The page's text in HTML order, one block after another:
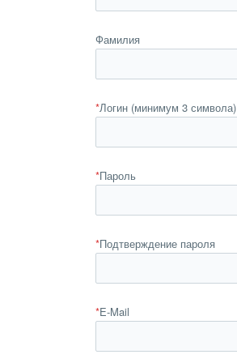
Фамилия
*Логин (минимум 3 символа)
*Пароль
*Подтверждение пароля
*E-Mail